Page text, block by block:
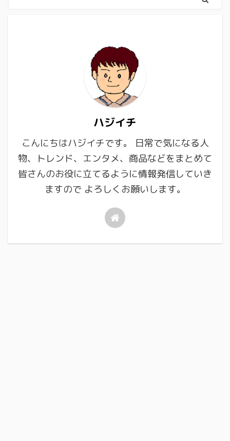
ハジイチ
こんにちはハジイチです。 日常で気になる人
物、トレンド、エンタメ、商品などをまとめて
皆さんのお役に立てるように情報発信していき
ますので よろしくお願いします。